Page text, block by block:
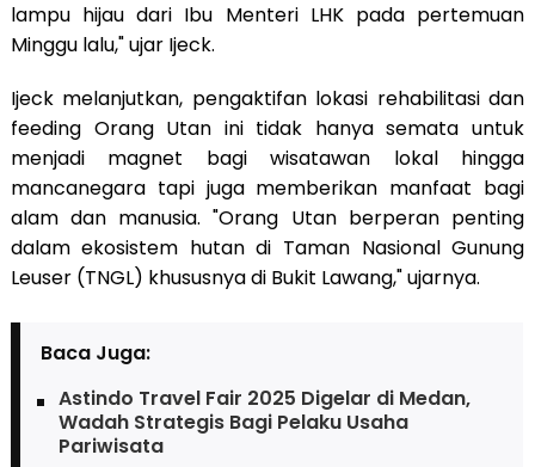
lampu hijau dari Ibu Menteri LHK pada pertemuan
Minggu lalu," ujar Ijeck.
Ijeck melanjutkan, pengaktifan lokasi rehabilitasi dan
feeding Orang Utan ini tidak hanya semata untuk
menjadi magnet bagi wisatawan lokal hingga
mancanegara tapi juga memberikan manfaat bagi
alam dan manusia. "Orang Utan berperan penting
dalam ekosistem hutan di Taman Nasional Gunung
Leuser (TNGL) khususnya di Bukit Lawang," ujarnya.
Baca Juga:
Astindo Travel Fair 2025 Digelar di Medan,
Wadah Strategis Bagi Pelaku Usaha
Pariwisata